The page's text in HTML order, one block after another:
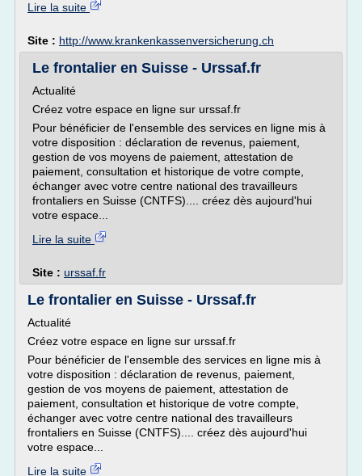
Lire la suite
Site : http://www.krankenkassenversicherung.ch
Le frontalier en Suisse - Urssaf.fr
Actualité
Créez votre espace en ligne sur urssaf.fr
Pour bénéficier de l'ensemble des services en ligne mis à
votre disposition : déclaration de revenus, paiement,
gestion de vos moyens de paiement, attestation de
paiement, consultation et historique de votre compte,
échanger avec votre centre national des travailleurs
frontaliers en Suisse (CNTFS).... créez dès aujourd'hui
votre espace...
Lire la suite
Site : urssaf.fr
Le frontalier en Suisse - Urssaf.fr
Actualité
Créez votre espace en ligne sur urssaf.fr
Pour bénéficier de l'ensemble des services en ligne mis à
votre disposition : déclaration de revenus, paiement,
gestion de vos moyens de paiement, attestation de
paiement, consultation et historique de votre compte,
échanger avec votre centre national des travailleurs
frontaliers en Suisse (CNTFS).... créez dès aujourd'hui
votre espace...
Lire la suite